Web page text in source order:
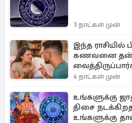
3 நாட்கள் முன்
இந்த
கணவனை தன்
4 நாட்கள் முன்
உங்களுக்கு
திசை
உங்களுக்கு